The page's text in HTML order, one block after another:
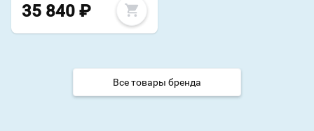
35 840 ₽
Все товары бренда